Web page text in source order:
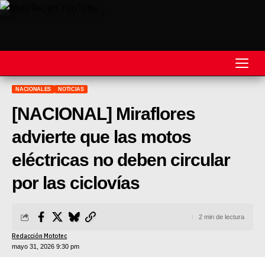
REVISTA
MOTOS
MOTOVELOCIDAD
MINICROSS
HARD ENDURO
NACIONALES NOTICIAS
[NACIONAL] Miraflores
advierte que las motos
eléctricas no deben circular
por las ciclovías
mayo 31, 2026 9:30 pm
Redacción Mototec
2 min de lectura